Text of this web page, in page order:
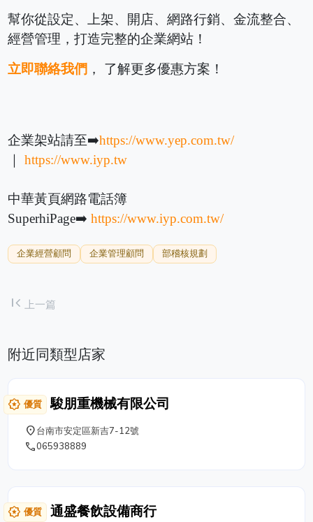
幫你從設定、上架、開店、網路行銷、金流整合、
經營管理，打造完整的企業網站！
立即聯絡我們 ， 了解更多優惠方案！
企業架站請至➡️https://www.yep.com.tw/
｜https://www.iyp.tw
中華黃頁網路電話簿
SuperhiPage➡️https://www.iyp.com.tw/
企業經營顧問 企業管理顧問 部稽核規劃
first_page 上一篇
附近同類型店家
award_star 優質 駿朋重機械有限公司
place台南市安定區新吉7-12號
phone065938889
award_star 優質 通盛餐飲設備商行